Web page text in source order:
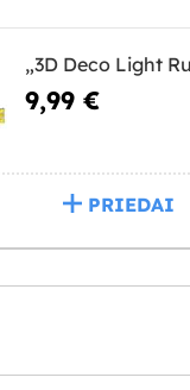
„3D Deco Light
9,99 €
PRIEDAI